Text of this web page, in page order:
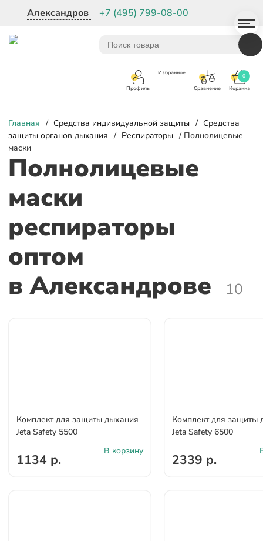
Александров +7 (495) 799-08-00
Профиль
Избранное
Сравнение Корзина
0
Главная / Средства индивидуальной защиты / Средства
защиты органов дыхания / Респираторы / Полнолицевые
маски
Полнолицевые
маски
респираторы
оптом
в Александрове
10
Комплект для защиты дыхания
Jeta Safety 5500
1134 р.
В корзину
Комплект для защиты
Jeta Safety 6500
2339 р.